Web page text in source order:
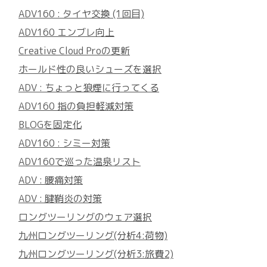
ADV160 : タイヤ交換 (1回目)
ADV160 エンブレ向上
Creative Cloud Proの更新
ホールド性の良いシューズを選択
ADV : ちょっと狼煙に行ってくる
ADV160 指の負担軽減対策
BLOGを固定化
ADV160 : シミー対策
ADV160で巡った温泉リスト
ADV : 腰痛対策
ADV : 腱鞘炎の対策
ロングツーリングのウェア選択
九州ロングツーリング(分析4:荷物)
九州ロングツーリング(分析3:旅費2)